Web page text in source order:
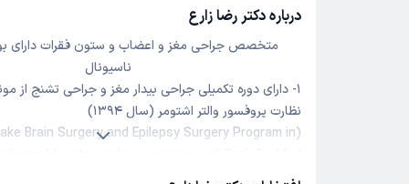
درباره دکتر رضا زارع
متخصص جراحی مغز و اعضاب و ستون فقرات دارای
ناسیونال
۱- دارای دوره تکمیلی جراحی بیدار مغز و جراحی تشنج از
نظارت پروفسور والتر اشتومر (سال ۱۳۹۴)
Brain Surgery and Epilepsy Surgery Program in
Walter Stummer 2015)